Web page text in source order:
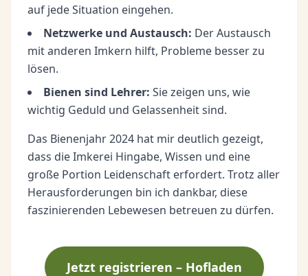
auf jede Situation eingehen.
Netzwerke und Austausch: Der Austausch
mit anderen Imkern hilft, Probleme besser zu
lösen.
Bienen sind Lehrer: Sie zeigen uns, wie
wichtig Geduld und Gelassenheit sind.
Das Bienenjahr 2024 hat mir deutlich gezeigt,
dass die Imkerei Hingabe, Wissen und eine
große Portion Leidenschaft erfordert. Trotz aller
Herausforderungen bin ich dankbar, diese
faszinierenden Lebewesen betreuen zu dürfen.
Jetzt registrieren – Hofladen